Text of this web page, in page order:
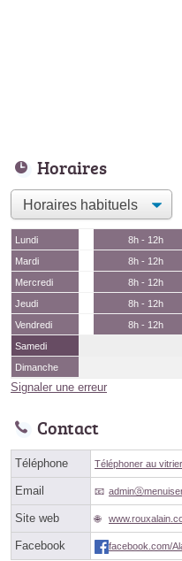
Horaires
Lundi 8h - 12h
Mardi
8h - 12h
Mercredi
8h - 12h
Jeudi
8h - 12h
Vendredi
8h - 12h
Samedi
Dimanche
Signaler une erreur
Contact
Téléphone Téléphoner au vitrier
Email
Site web
Facebook facebook.com/